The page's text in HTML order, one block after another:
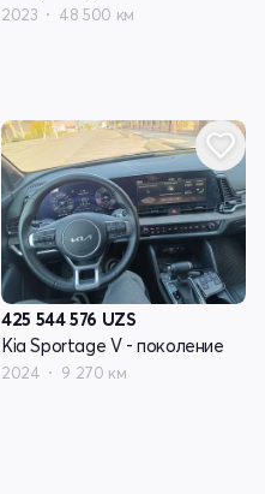
2023 48 500 км
425 544 576 UZS
Kia Sportage V - поколение
2024 9 270 км